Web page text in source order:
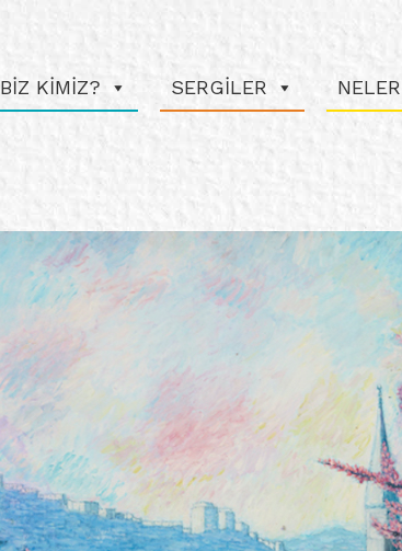
BİZ KİMİZ? SERGİLER